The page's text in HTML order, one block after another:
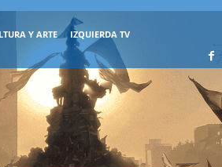
Y ARTE IZQUIERDA TV